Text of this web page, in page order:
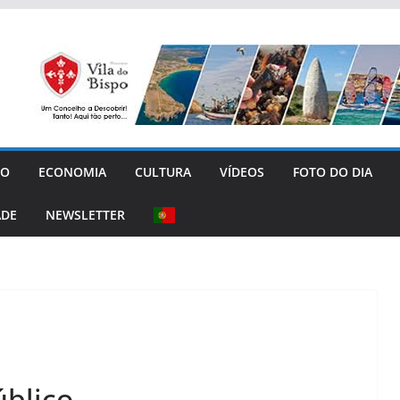
ECONOMIA CULTURA VÍDEOS FOTO DO DIA
NEWSLETTER